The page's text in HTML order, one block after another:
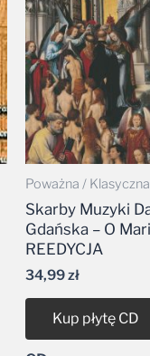
Poważna / Klasyczna
Skarby Muzyki
Gdańska – O
REEDYCJA
34,99zł
Kup płytę CD